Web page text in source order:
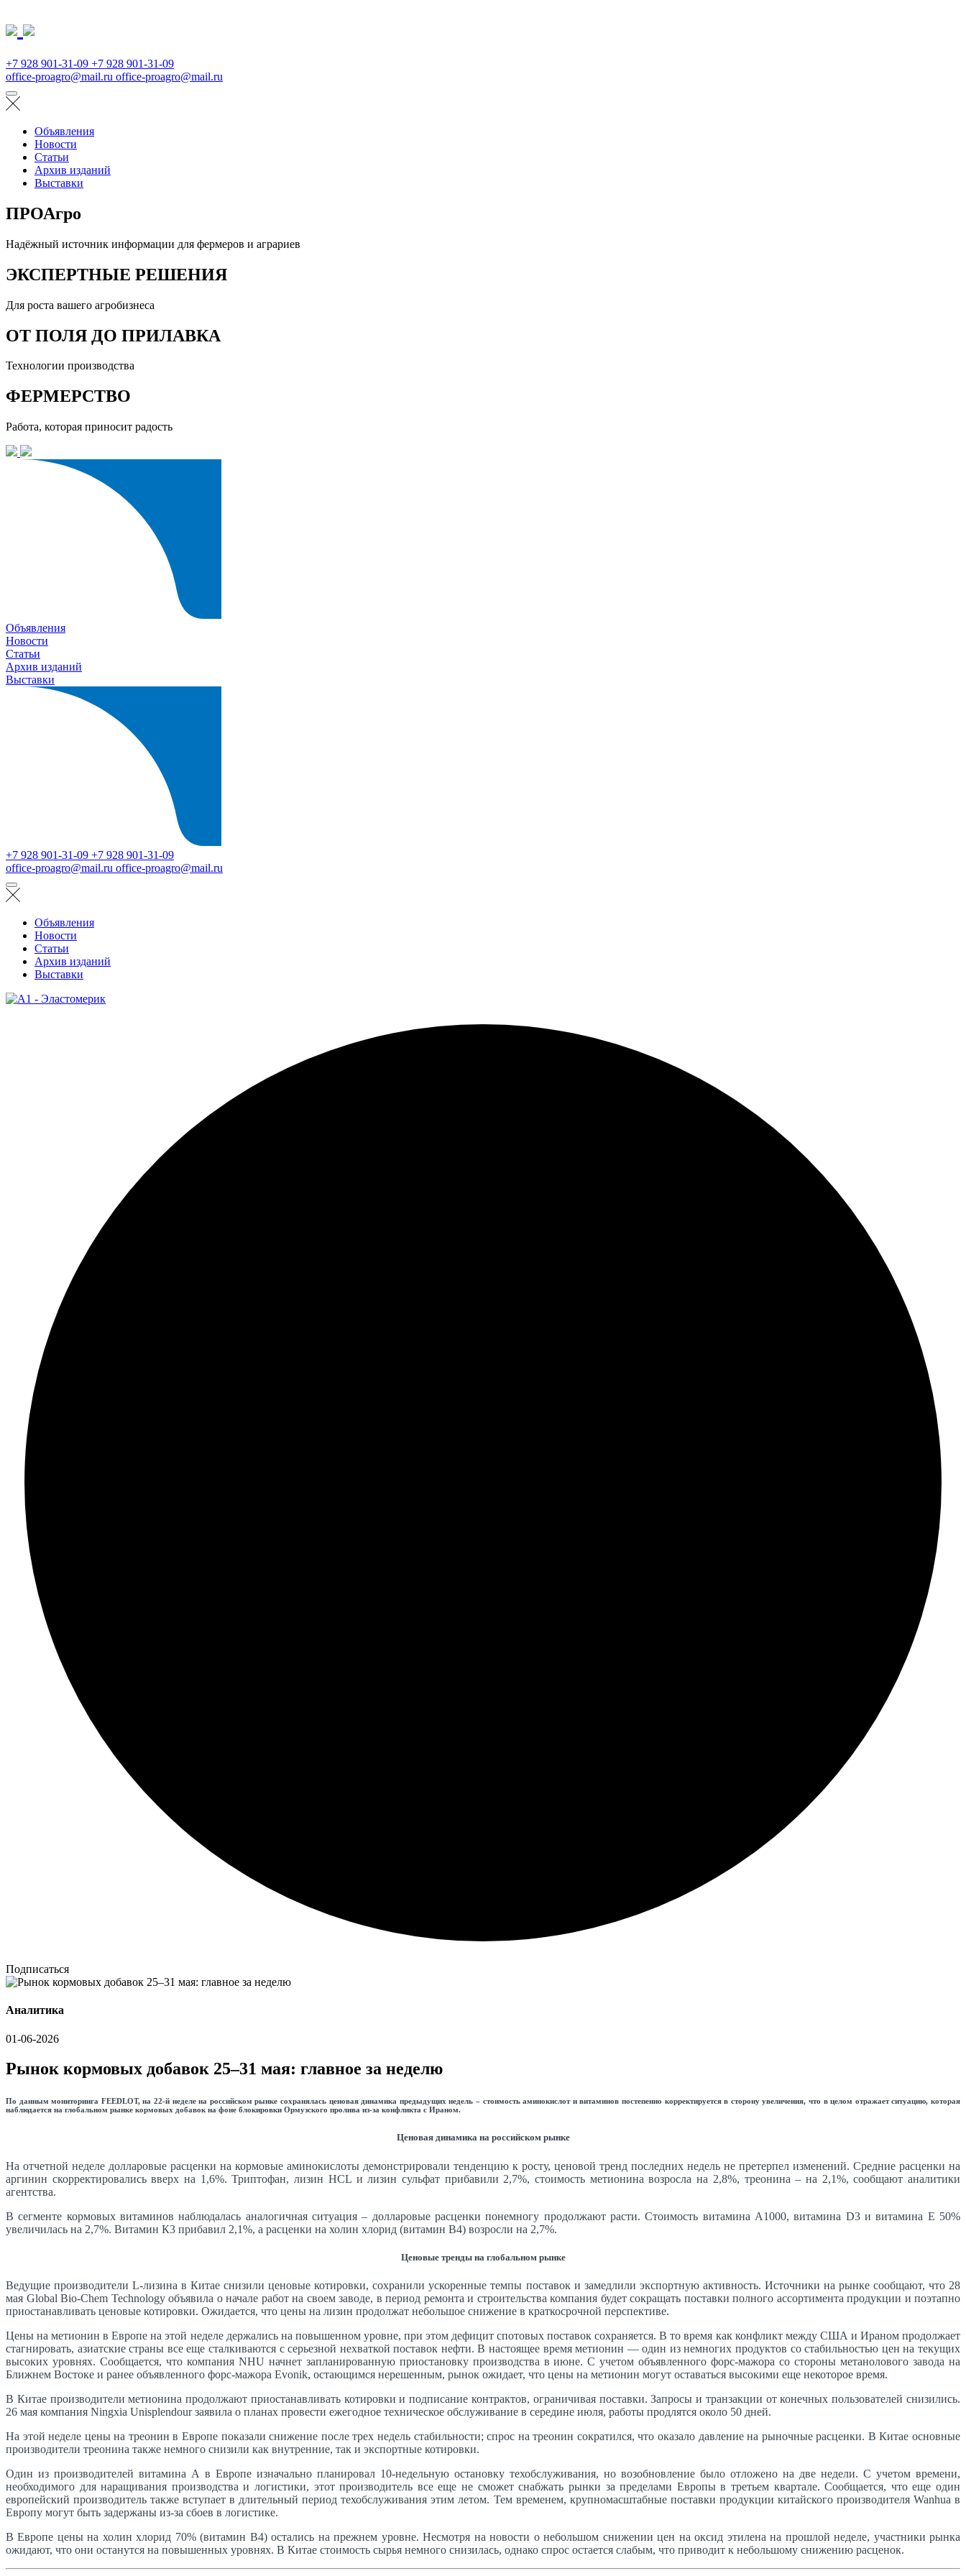
+7 928 901-31-09 +7 928 901-31-09
office-proagro@mail.ru office-proagro@mail.ru
Объявления
Новости
Статьи
Архив изданий
Выставки
ПРОАгро
Надёжный источник информации для фермеров и аграриев
ЭКСПЕРТНЫЕ РЕШЕНИЯ
Для роста вашего агробизнеса
ОТ ПОЛЯ ДО ПРИЛАВКА
Технологии производства
ФЕРМЕРСТВО
Работа, которая приносит радость
Объявления
Новости
Статьи
Архив изданий
Выставки
+7 928 901-31-09 +7 928 901-31-09
office-proagro@mail.ru office-proagro@mail.ru
Объявления
Новости
Статьи
Архив изданий
Выставки
Подписаться
Аналитика
01-06-2026
Рынок кормовых добавок 25–31 мая: главное за неделю
По данным мониторинга FEEDLOT, на 22-й неделе на российском рынке сохранялась ценовая динамика предыдущих недель – стоимость аминокислот и витаминов постепенно корректируется в сторону увеличения, что в целом отражает ситуацию, которая
наблюдается на глобальном рынке кормовых добавок на фоне блокировки Ормузского пролива из-за конфликта с Ираном.
Ценовая динамика на российском рынке
На отчетной неделе долларовые расценки на кормовые аминокислоты демонстрировали тенденцию к росту, ценовой тренд последних недель не претерпел изменений. Средние расценки на
аргинин скорректировались вверх на 1,6%. Триптофан, лизин HCL и лизин сульфат прибавили 2,7%, стоимость метионина возросла на 2,8%, треонина – на 2,1%, сообщают аналитики
агентства.
В сегменте кормовых витаминов наблюдалась аналогичная ситуация – долларовые расценки понемногу продолжают расти. Стоимость витамина А1000, витамина D3 и витамина Е 50%
увеличилась на 2,7%. Витамин К3 прибавил 2,1%, а расценки на холин хлорид (витамин В4) возросли на 2,7%.
Ценовые тренды на глобальном рынке
Ведущие производители L-лизина в Китае снизили ценовые котировки, сохранили ускоренные темпы поставок и замедлили экспортную активность. Источники на рынке сообщают, что 28
мая Global Bio-Chem Technology объявила о начале работ на своем заводе, в период ремонта и строительства компания будет сокращать поставки полного ассортимента продукции и поэтапно
приостанавливать ценовые котировки. Ожидается, что цены на лизин продолжат небольшое снижение в краткосрочной перспективе.
Цены на метионин в Европе на этой неделе держались на повышенном уровне, при этом дефицит спотовых поставок сохраняется. В то время как конфликт между США и Ираном продолжает
стагнировать, азиатские страны все еще сталкиваются с серьезной нехваткой поставок нефти. В настоящее время метионин — один из немногих продуктов со стабильностью цен на текущих
высоких уровнях. Сообщается, что компания NHU начнет запланированную приостановку производства в июне. С учетом объявленного форс-мажора со стороны метанолового завода на
Ближнем Востоке и ранее объявленного форс-мажора Evonik, остающимся нерешенным, рынок ожидает, что цены на метионин могут оставаться высокими еще некоторое время.
В Китае производители метионина продолжают приостанавливать котировки и подписание контрактов, ограничивая поставки. Запросы и транзакции от конечных пользователей снизились.
26 мая компания Ningxia Unisplendour заявила о планах провести ежегодное техническое обслуживание в середине июля, работы продлятся около 50 дней.
На этой неделе цены на треонин в Европе показали снижение после трех недель стабильности; спрос на треонин сократился, что оказало давление на рыночные расценки. В Китае основные
производители треонина также немного снизили как внутренние, так и экспортные котировки.
Один из производителей витамина А в Европе изначально планировал 10-недельную остановку техобслуживания, но возобновление было отложено на две недели. С учетом времени,
необходимого для наращивания производства и логистики, этот производитель все еще не сможет снабжать рынки за пределами Европы в третьем квартале. Сообщается, что еще один
европейский производитель также вступает в длительный период техобслуживания этим летом. Тем временем, крупномасштабные поставки продукции китайского производителя Wanhua в
Европу могут быть задержаны из-за сбоев в логистике.
В Европе цены на холин хлорид 70% (витамин В4) остались на прежнем уровне. Несмотря на новости о небольшом снижении цен на оксид этилена на прошлой неделе, участники рынка
ожидают, что они останутся на повышенных уровнях. В Китае стоимость сырья немного снизилась, однако спрос остается слабым, что приводит к небольшому снижению расценок.